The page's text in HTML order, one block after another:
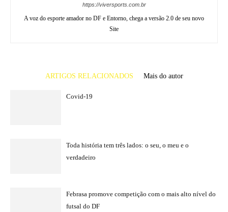
https://viversports.com.br
A voz do esporte amador no DF e Entorno, chega a versão 2.0 de seu novo
Site
ARTIGOS RELACIONADOS Mais do autor
Covid-19
Toda história tem três lados: o seu, o meu e o
verdadeiro
Febrasa promove competição com o mais alto nível do
futsal do DF